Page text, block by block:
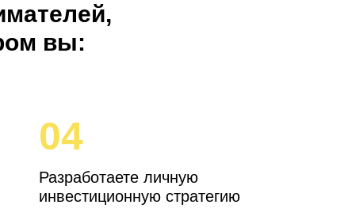
Разработаете личную
инвестиционную стратегию
04
вы: